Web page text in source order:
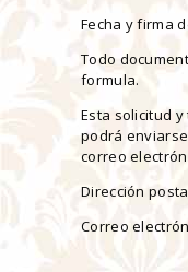
Fecha y firma
Todo
formula.
Esta solicitud
podrá
correo
Dirección
Correo